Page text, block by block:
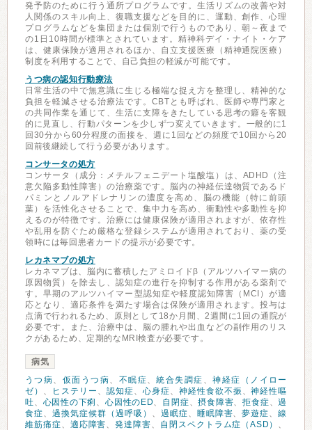
発予防のために行う通所プログラムです。生活リズムの改善や対
人関係のスキル向上、復職支援などを目的に、運動、創作、心理
プログラムなどを集団または個別で行うものであり、朝～夜まで
の1日10時間が標準とされています。精神科デイ・ナイト・ケア
は、健康保険が適用されるほか、自立支援医療（精神通院医療）
制度を利用することで、自己負担の軽減が可能です。
うつ病の認知行動療法
日常生活の中で無意識に生じる極端な捉え方を整理し、精神的な
負担を軽減させる治療法です。CBTとも呼ばれ、医師や専門家と
の共同作業を通じて、生活に支障をきたしている思考の癖を客観
的に見直し、行動パターンを少しずつ変えていきます。一般的に1
回30分から60分程度の面接を、週に1回などの頻度で10回から20
回前後継続して行う必要があります。
コンサータの処方
コンサータ（成分：メチルフェニデート塩酸塩）は、ADHD（注
意欠陥多動性障害）の治療薬です。脳内の神経伝達物質であるド
パミンとノルアドレナリンの濃度を高め、脳の機能（特に前頭
葉）を活性化させることで、集中力を高め、衝動性や多動性を抑
えるのが特徴です。治療には健康保険が適用されますが、依存性
や乱用を防ぐため厳格な登録システムが適用されており、薬の受
領時には毎回患者カードの提示が必要です。
レカネマブの処方
レカネマブは、脳内に蓄積したアミロイドβ（アルツハイマー病の
原因物質）を除去し、認知症の進行を抑制する作用がある薬剤で
す。早期のアルツハイマー型認知症や軽度認知障害（MCI）が適
応となり、適応条件を満たす場合は保険が適用されます。投与は
点滴で行われるため、原則として18か月間、2週間に1回の通院が
必要です。また、治療中は、脳の腫れや出血などの副作用のリス
クがあるため、定期的なMRI検査が必要です。
病気
うつ病、 仮面うつ病、 不眠症、統合失調症 、神経症（ノイロー
ゼ） 、 ヒステリー 、 認知症、 心身症、 神経性食欲不振 、神経性嘔
吐、 心因性の下痢 、 心因性のED、 自閉症、摂食障害、拒食症、過
食症、 過換気症候群（過呼吸） 、 過眠症、 睡眠障害、夢遊症、線
維筋痛症、 適応障害、発達障害、 自閉スペクトラム症（ASD） 、